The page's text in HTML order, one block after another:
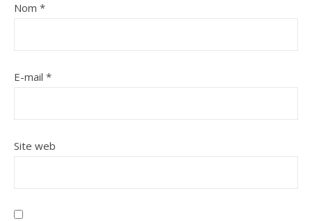
Nom *
E-mail *
Site web